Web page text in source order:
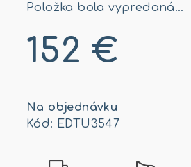
Položka bola vypredaná…
152 €
cena:
Na objednávku
Kód: EDTU3547